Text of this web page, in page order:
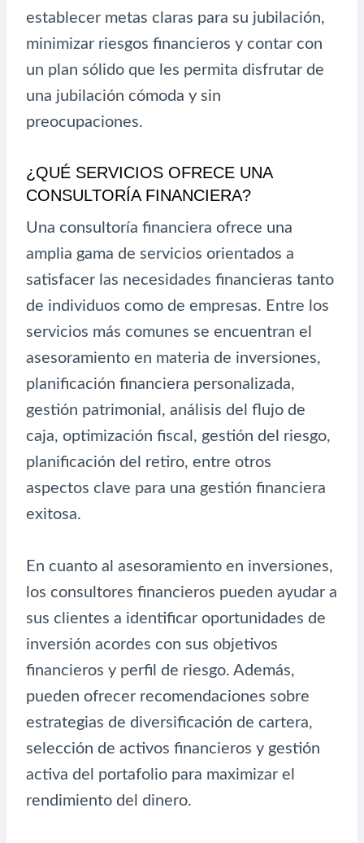
establecer metas claras para su jubilación,
minimizar riesgos financieros y contar con
un plan sólido que les permita disfrutar de
una jubilación cómoda y sin
preocupaciones.
¿QUÉ SERVICIOS OFRECE UNA
CONSULTORÍA FINANCIERA?
Una consultoría financiera ofrece una
amplia gama de servicios orientados a
satisfacer las necesidades financieras tanto
de individuos como de empresas. Entre los
servicios más comunes se encuentran el
asesoramiento en materia de inversiones,
planificación financiera personalizada,
gestión patrimonial, análisis del flujo de
caja, optimización fiscal, gestión del riesgo,
planificación del retiro, entre otros
aspectos clave para una gestión financiera
exitosa.
En cuanto al asesoramiento en inversiones,
los consultores financieros pueden ayudar a
sus clientes a identificar oportunidades de
inversión acordes con sus objetivos
financieros y perfil de riesgo. Además,
pueden ofrecer recomendaciones sobre
estrategias de diversificación de cartera,
selección de activos financieros y gestión
activa del portafolio para maximizar el
rendimiento del dinero.